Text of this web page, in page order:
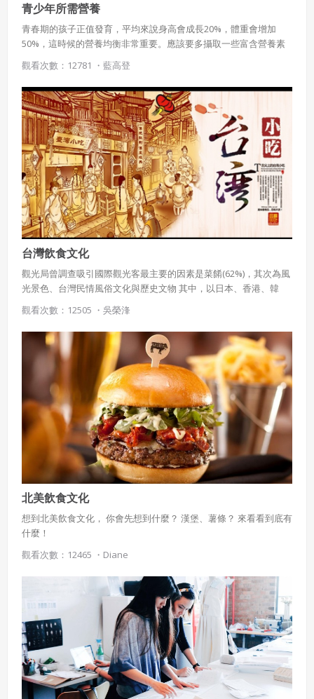
青少年所需營養
青春期的孩子正值發育，平均來說身高會成長20%，體重會增加
50%，這時候的營養均衡非常重要。應該要多攝取一些富含營養素
的食物，並且培養運動的習慣，才可以讓身體健康的成長。
觀看次數：12781 ・ 藍高登
台灣飲食文化
觀光局曾調查吸引國際觀光客最主要的因素是菜餚(62%)，其次為風
光景色、台灣民情風俗文化與歷史文物 其中，以日本、香港、韓
國、與澳門觀光客最受台灣美食吸引 由此可知，台灣美食的形象深
受國際認可一、整體飲食文化
觀看次數：12505 ・ 吳榮浲
北美飲食文化
想到北美飲食文化， 你會先想到什麼？ 漢堡、薯條？ 來看看到底有
什麼！
觀看次數：12465 ・ Diane